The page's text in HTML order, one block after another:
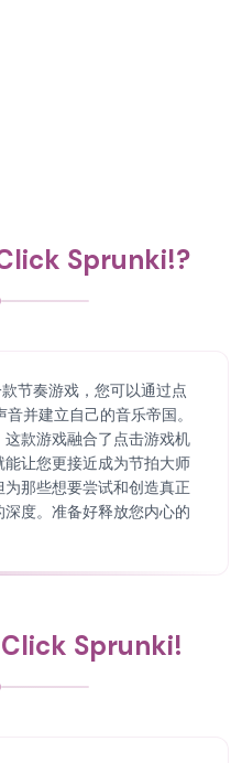
Sprunki!?
节奏游戏，您可以通过点
并建立自己的音乐帝国。
款游戏融合了点击游戏机
让您更接近成为节拍大师
那些想要尝试和创造真正
度。准备好释放您内心的
Sprunki!